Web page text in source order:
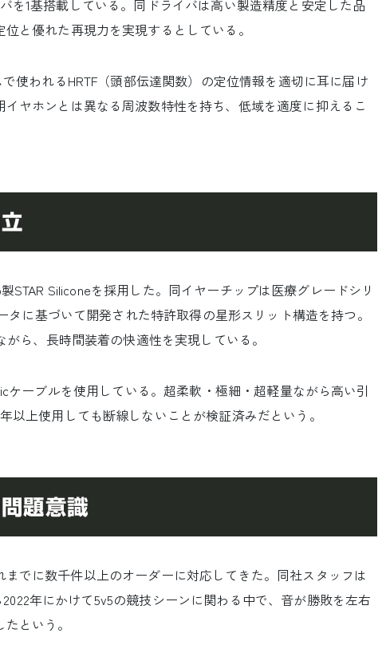
を1基搭載している。同ドライバは高い製造精度と安定した品
と優れた再現力を実現するとしている。
使われるHRTF（頭部伝達関数）の定位情報を適切に耳に届け
ヤホンとは異なる周波数特性を持ち、低域を適度に抑えるこ
STAR Siliconeを採用した。同イヤーチップは医療グレードシリ
タに基づいて開発された特許取得の星形スリット構造を持つ。
ら、長時間装着の快適性を実現している。
ーブルを使用している。超柔軟・極細・超軽量ながら高い引
以上使用しても断線しないことが検証済みだという。
題意識
でに数千件以上のオーダーに対応してきた。同社スタッフは
年にかけて5v5の競技シーンに関わる中で、音が勝敗を左右
という。